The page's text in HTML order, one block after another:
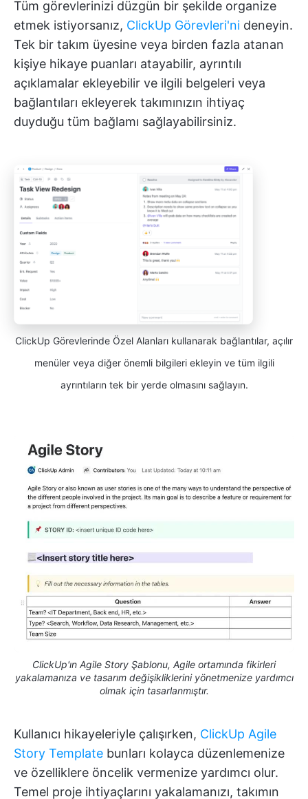
Tüm görevlerinizi düzgün bir şekilde organize
etmek istiyorsanız, ClickUp Görevleri'ni deneyin.
Tek bir takım üyesine veya birden fazla atanan
kişiye hikaye puanları atayabilir, ayrıntılı
açıklamalar ekleyebilir ve ilgili belgeleri veya
bağlantıları ekleyerek takımınızın ihtiyaç
duyduğu tüm bağlamı sağlayabilirsiniz.
ClickUp Görevlerinde Özel Alanları kullanarak bağlantılar, açılır
menüler veya diğer önemli bilgileri ekleyin ve tüm ilgili
ayrıntıların tek bir yerde olmasını sağlayın.
ClickUp'ın Agile Story Şablonu, Agile ortamında fikirleri
yakalamanıza ve tasarım değişikliklerini yönetmenize yardımcı
olmak için tasarlanmıştır.
Kullanıcı hikayeleriyle çalışırken, ClickUp Agile
Story Template bunları kolayca düzenlemenize
ve özelliklere öncelik vermenize yardımcı olur.
Temel proje ihtiyaçlarını yakalamanızı, takımın